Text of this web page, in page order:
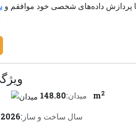
پردازش داده‌های شخصی خود موافقم و
ميدان: 148.80 m2
سال ساخت و ساز:2026